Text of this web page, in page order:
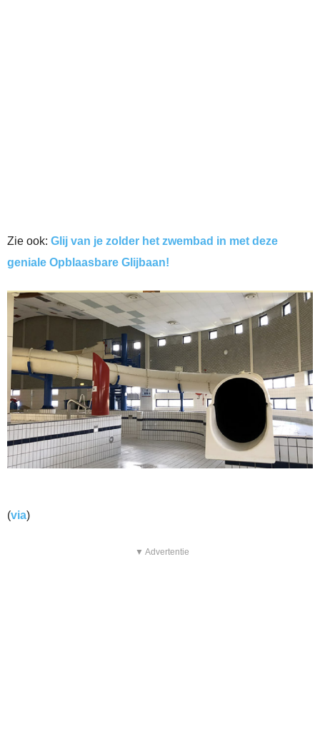
Zie ook: Glij van je zolder het zwembad in met deze
geniale Opblaasbare Glijbaan!
(via)
▼ Advertentie